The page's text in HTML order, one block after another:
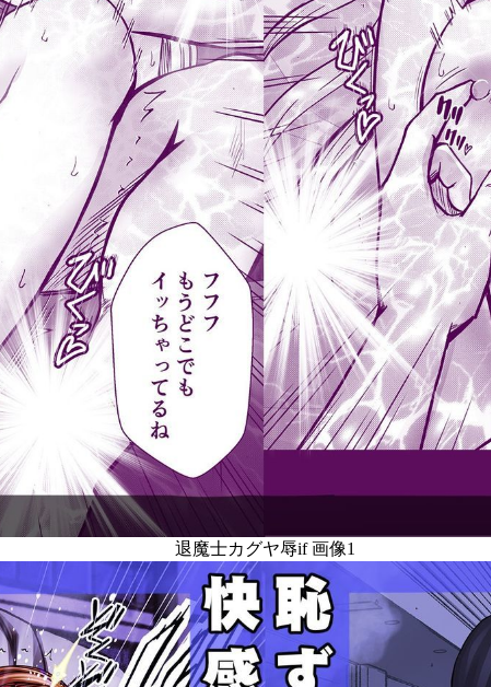
退魔士カグヤ辱if 画像1